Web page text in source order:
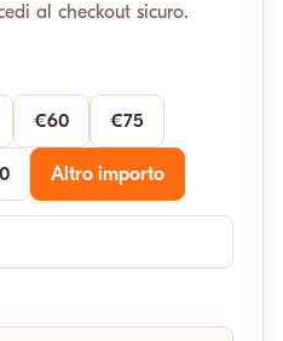
al checkout sicuro.
€60 €75
Altro importo